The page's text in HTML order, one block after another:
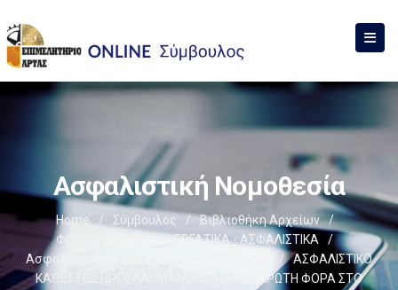
Ασφαλιστική Νομοθεσία
Home / Σύμβουλος / Βιβλιοθήκη Αρχείων
/
ΦΟΡΟΛΟΓΙΣΤΙΚΑ
ΕΡΓΑΤΙΚΑ - ΑΣΦΑΛΙΣΤΙΚΑ
/
Ασφαλιστικά
/
ΑΣΦΑΛΙΣΤΙΚΟ
ΚΑΘΕΣΤΩΣ ΠΡΟΣΛΑΜΒΑΝΟΜΕΝΩΝ ΓΙΑ ΠΡΩΤΗ ΦΟΡΑ ΣΤΟ